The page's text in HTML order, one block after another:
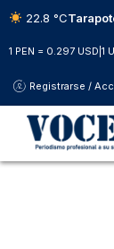
22.8 °C
1 PEN = 0.297 USD 1
Registrarse /